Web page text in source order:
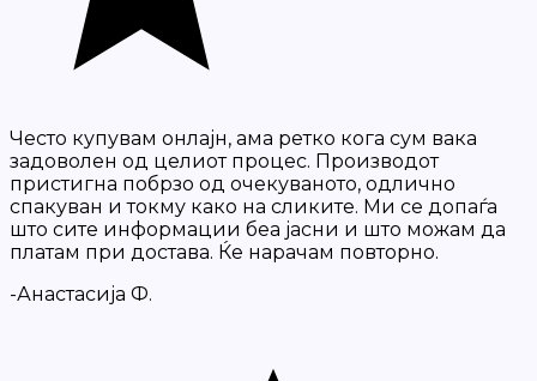
Често купувам онлајн, ама ретко кога сум вака
задоволен од целиот процес. Производот
пристигна побрзо од очекуваното, одлично
спакуван и токму како на сликите. Ми се допаѓа
што сите информации беа јасни и што можам да
платам при достава. Ќе нарачам повторно.
-Анастасија Ф.